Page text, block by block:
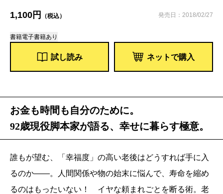
1,100円 （税込） 発売日：2018/02/27
書籍電子書籍あり
試し読み ネットで購入
お金も時間も自分のために。
92歳現役脚本家が語る、幸せに暮らす極意。
誰もが望む、「幸福度」の高い老後はどうすれば手に入
るのか――。人間関係や物の始末に悩んで、寿命を縮め
るのはもったいない！ イヤな頼まれごとを断る術。老